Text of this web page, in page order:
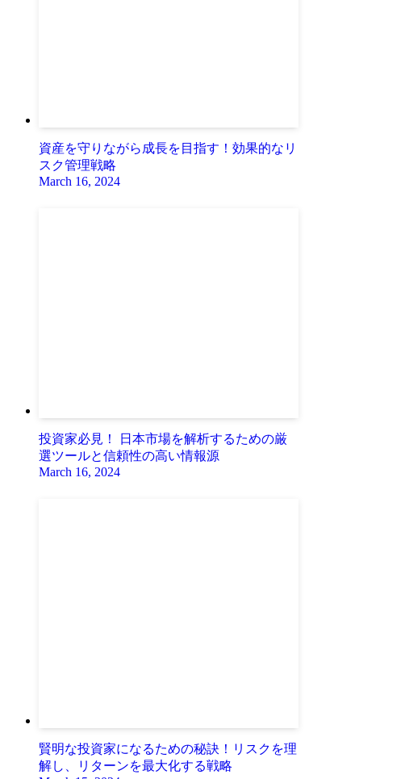
資産を守りながら成長を目指す！効果的なリ
スク管理戦略
March 16, 2024
投資家必見！ 日本市場を解析するための厳
選ツールと信頼性の高い情報源
March 16, 2024
賢明な投資家になるための秘訣！リスクを理
解し、リターンを最大化する戦略